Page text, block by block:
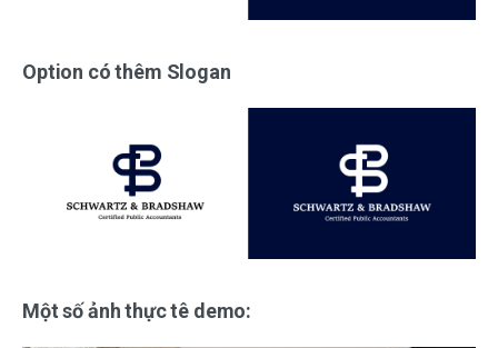
Option có thêm Slogan
Một số ảnh thực tê demo: